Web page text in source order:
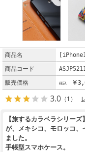
商品名
商品コード
販売価格
￥
3.0 （1）
【旅するカラベラシリー
が、メキシコ、モロッコ、
ました。
手帳型スマホケース。